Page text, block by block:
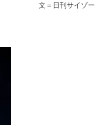
文＝ 日刊サイゾー